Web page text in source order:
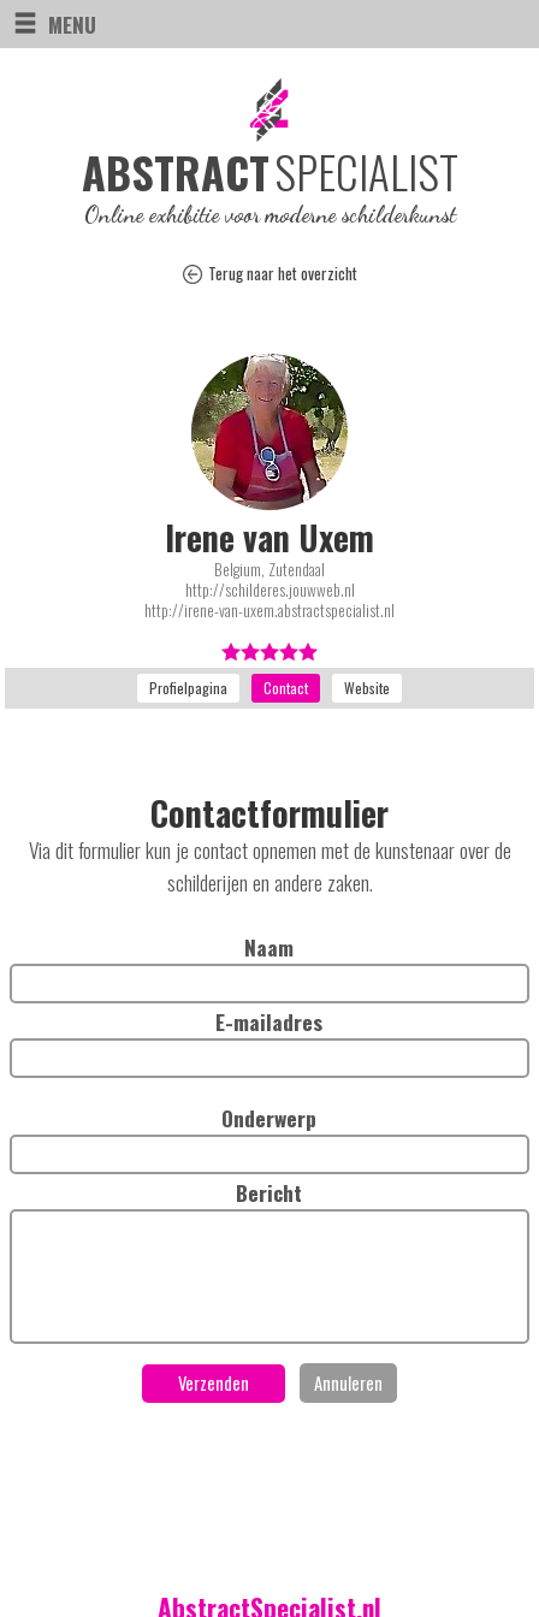
MENU
ABSTRACTSPECIALIST
Online exhibitie voor moderne schilderkunst
Terug naar het overzicht
Irene van Uxem
Belgium, Zutendaal
http://schilderes.jouwweb.nl
http://irene-van-uxem.abstractspecialist.nl
Contactformulier
Via dit formulier kun je contact opnemen met de kunstenaar over de
schilderijen en andere zaken.
Naam
E-mailadres
Onderwerp
Bericht
AbstractSpecialist.nl